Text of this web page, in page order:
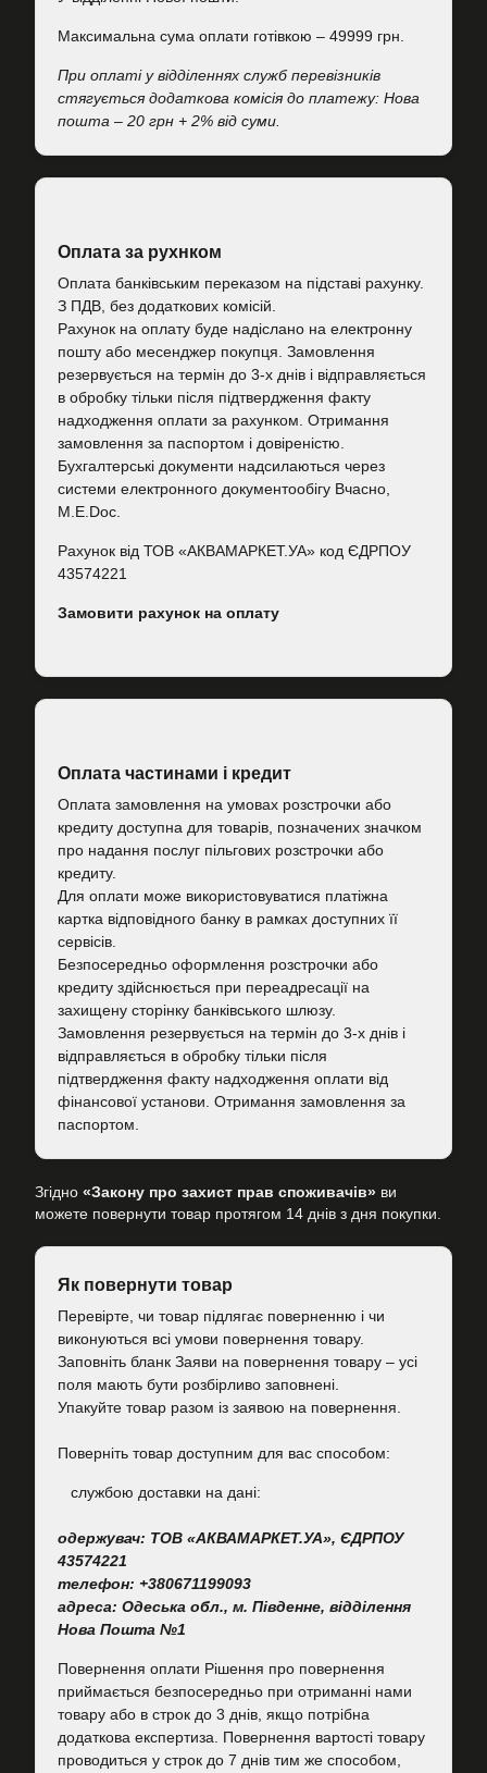
Максимальна сума оплати готівкою – 49999 грн.
При оплаті у відділеннях служб перевізників
стягується додаткова комісія до платежу: Нова
пошта – 20 грн + 2% від суми.
Оплата за рухнком
Оплата банківським переказом на підставі рахунку.
З ПДВ, без додаткових комісій.
Рахунок на оплату буде надіслано на електронну
пошту або месенджер покупця. Замовлення
резервується на термін до 3-х днів і відправляється
в обробку тільки після підтвердження факту
надходження оплати за рахунком. Отримання
замовлення за паспортом і довіреністю.
Бухгалтерські документи надсилаються через
системи електронного документообігу Вчасно,
M.E.Doc.
Рахунок від ТОВ «АКВАМАРКЕТ.УА» код ЄДРПОУ
43574221
Замовити рахунок на оплату
Оплата частинами і кредит
Оплата замовлення на умовах розстрочки або
кредиту доступна для товарів, позначених значком
про надання послуг пільгових розстрочки або
кредиту.
Для оплати може використовуватися платіжна
картка відповідного банку в рамках доступних її
сервісів.
Безпосередньо оформлення розстрочки або
кредиту здійснюється при переадресації на
захищену сторінку банківського шлюзу.
Замовлення резервується на термін до 3-х днів і
відправляється в обробку тільки після
підтвердження факту надходження оплати від
фінансової установи. Отримання замовлення за
паспортом.
Згідно «Закону про захист прав споживачів» ви
можете повернути товар протягом 14 днів з дня покупки.
Як повернути товар
Перевірте, чи товар підлягає поверненню і чи
виконуються всі умови повернення товару.
Заповніть бланк Заяви на повернення товару – усі
поля мають бути розбірливо заповнені.
Упакуйте товар разом із заявою на повернення.
Поверніть товар доступним для вас способом:
cлужбою доставки на дані:
одержувач: ТОВ «АКВАМАРКЕТ.УА», ЄДРПОУ
43574221
телефон: +380671199093
адреса: Одеська обл., м. Південне, відділення
Нова Пошта №1
Повернення оплати Рішення про повернення
приймається безпосередньо при отриманні нами
товару або в строк до 3 днів, якщо потрібна
додаткова експертиза. Повернення вартості товару
проводиться у строк до 7 днів тим же способом,